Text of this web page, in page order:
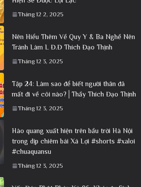
Tháng 12 2, 2025
Nên Hiểu Thêm Về Quy Y & Ba Nghề Nên
Tránh Làm L Đ.Đ Thích Đạo Thịnh
Tháng 12 3, 2025
Tập 24: Làm sao để biết người thân đã
mất đi về cõi nào?│Thầy Thích Đạo Thịnh
Tháng 12 3, 2025
Hào quang xuất hiện trên bầu trời Hà Nội
trong dịp chiêm bái Xá Lợi #shorts #xaloi
#chuaquansu
Tháng 12 3, 2025